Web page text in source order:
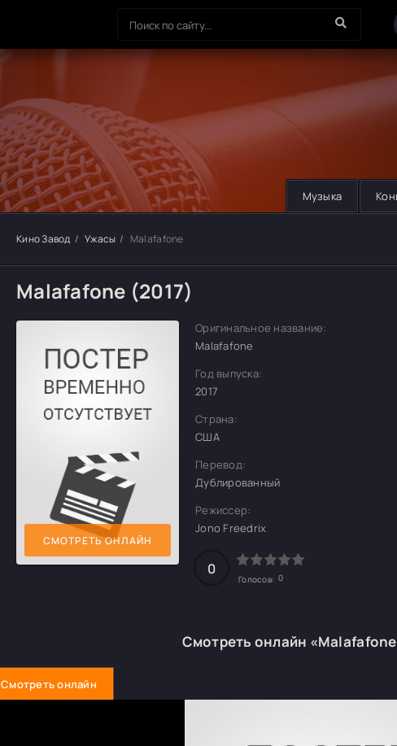
Музыка
Кино Завод Ужасы Malafafone
Malafafone (2017)
СМОТРЕТЬ ОНЛАЙН
Оригинальное название:
Malafafone
Год выпуска:
2017
Страна:
США
Перевод:
Дублированный
Режиссер:
Jono Freedrix
0
Голосов: 0
Смотреть онлайн
Смотреть онлайн